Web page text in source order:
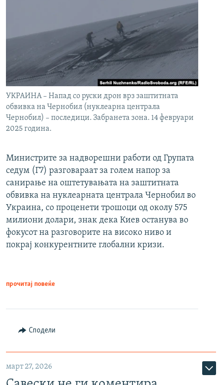
УКРАИНА – Напад со руски дрон врз заштитната
обвивка на Чернобил (нуклеарна централа
Чернобил) – последици. Забранета зона. 14 февруари
2025 година.
Министрите за надворешни работи од Групата
седум (Г7) разговараат за голем напор за
санирање на оштетувањата на заштитната
обвивка на нуклеарната централа Чернобил во
Украина, со проценети трошоци од околу 575
милиони долари, знак дека Киев останува во
фокусот на разговорите на високо ниво и
покрај конкурентните глобални кризи.
прочитај повеќе
Сподели
март 27, 2026